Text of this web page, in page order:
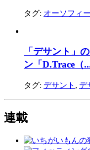
タグ: オーソフィ
「デサント」
ン「D.Trace（
タグ: デサント , デ
連載